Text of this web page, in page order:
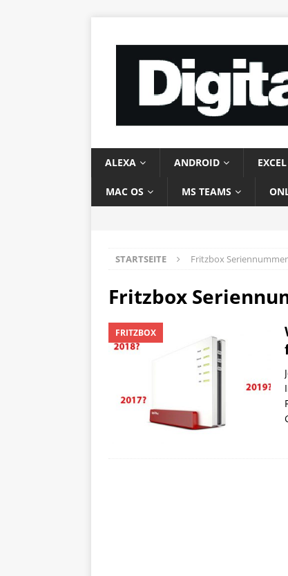
ALEXA ANDROID EXCEL
MAC OS MS TEAMS
STARTSEITE Fritzbox Seriennummer
Fritzbox
FRITZBOX